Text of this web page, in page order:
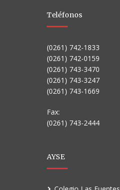
Teléfonos
(0261) 742-1833
(0261) 742-0159
(0261) 743-3470
(0261) 743-3247
(0261) 743-1669
Fax:
(0261) 743-2444
AYSE